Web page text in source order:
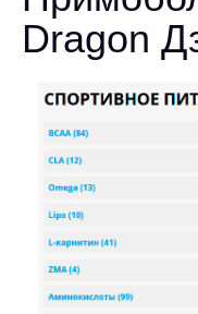
Dragon